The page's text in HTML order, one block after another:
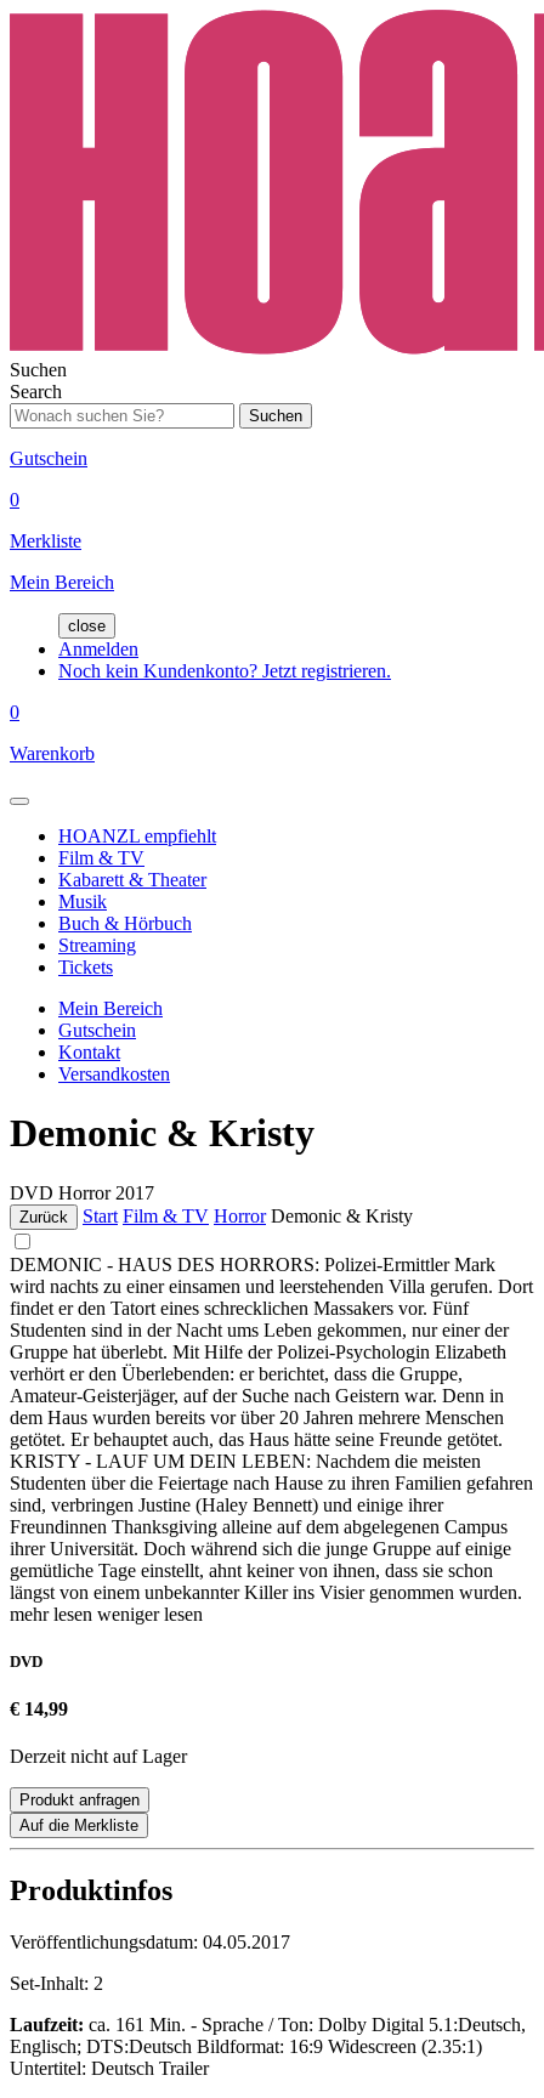
Suchen
Search
Suchen
Gutschein
0
Merkliste
Mein Bereich
close
Anmelden
Noch kein Kundenkonto? Jetzt registrieren.
0
Warenkorb
HOANZL empfiehlt
Film & TV
Kabarett & Theater
Musik
Buch & Hörbuch
Streaming
Tickets
Mein Bereich
Gutschein
Kontakt
Versandkosten
Demonic & Kristy
DVD Horror 2017
Zurück Start Film & TV Horror Demonic & Kristy
DEMONIC - HAUS DES HORRORS: Polizei-Ermittler Mark
wird nachts zu einer einsamen und leerstehenden Villa gerufen. Dort
findet er den Tatort eines schrecklichen Massakers vor. Fünf
Studenten sind in der Nacht ums Leben gekommen, nur einer der
Gruppe hat überlebt. Mit Hilfe der Polizei-Psychologin Elizabeth
verhört er den Überlebenden: er berichtet, dass die Gruppe,
Amateur-Geisterjäger, auf der Suche nach Geistern war. Denn in
dem Haus wurden bereits vor über 20 Jahren mehrere Menschen
getötet. Er behauptet auch, das Haus hätte seine Freunde getötet.
KRISTY - LAUF UM DEIN LEBEN: Nachdem die meisten
Studenten über die Feiertage nach Hause zu ihren Familien gefahren
sind, verbringen Justine (Haley Bennett) und einige ihrer
Freundinnen Thanksgiving alleine auf dem abgelegenen Campus
ihrer Universität. Doch während sich die junge Gruppe auf einige
gemütliche Tage einstellt, ahnt keiner von ihnen, dass sie schon
längst von einem unbekannter Killer ins Visier genommen wurden.
mehr lesen weniger lesen
DVD
€ 14,99
Derzeit nicht auf Lager
Produkt anfragen
Auf die Merkliste
Produktinfos
Veröffentlichungsdatum: 04.05.2017
Set-Inhalt: 2
Laufzeit: ca. 161 Min. - Sprache / Ton: Dolby Digital 5.1:Deutsch,
Englisch; DTS:Deutsch Bildformat: 16:9 Widescreen (2.35:1)
Untertitel: Deutsch Trailer